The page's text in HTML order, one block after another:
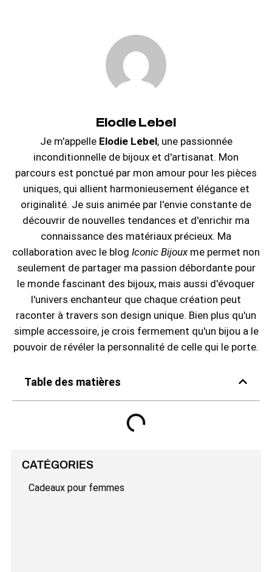
Elodie Lebel
Je m'appelle Elodie Lebel, une passionnée
inconditionnelle de bijoux et d'artisanat. Mon
parcours est ponctué par mon amour pour les pièces
uniques, qui allient harmonieusement élégance et
originalité. Je suis animée par l'envie constante de
découvrir de nouvelles tendances et d'enrichir ma
connaissance des matériaux précieux. Ma
collaboration avec le blog Iconic Bijouxme permet non
seulement de partager ma passion débordante pour
le monde fascinant des bijoux, mais aussi d'évoquer
l'univers enchanteur que chaque création peut
raconter à travers son design unique. Bien plus qu'un
simple accessoire, je crois fermement qu'un bijou a le
pouvoir de révéler la personnalité de celle qui le porte.
Table des matières
CATÉGORIES
Cadeaux pour femmes